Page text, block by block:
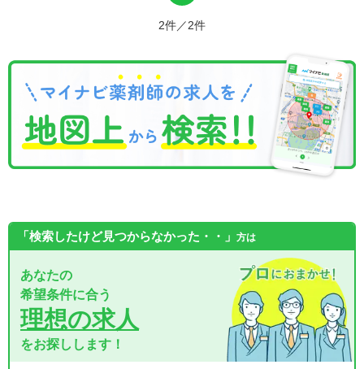
2件／2件
「検索したけど見つからなかった・・」 方は
あなたの
希望条件に合う
理想の求人
をお探しします！